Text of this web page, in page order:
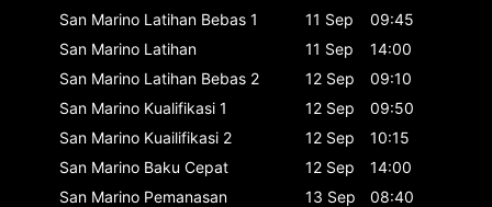
San Marino Latihan Bebas 1 11 Sep
09:45
San Marino Latihan 11 Sep
14:00
San Marino Latihan Bebas 2 12 Sep
09:10
San Marino Kualifikasi 1 12 Sep
09:50
San Marino Kuailifikasi 2 12 Sep
10:15
San Marino Baku Cepat 12 Sep
14:00
San Marino Pemanasan 13 Sep
08:40